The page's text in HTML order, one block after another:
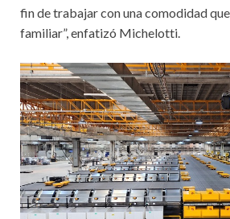
fin de trabajar con una comodidad
familiar”, enfatizó Michelotti.